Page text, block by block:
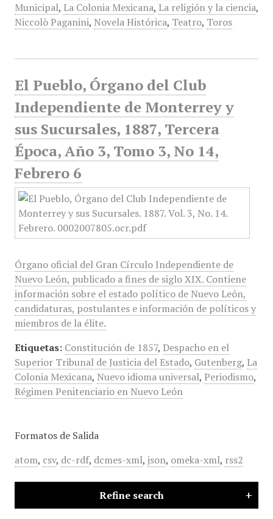
Municipal, La Colonia Mexicana, La religión y la ciencia,
Niccolò Paganini, Novela Histórica, Teatro, Toros
El Pueblo, Órgano del Club
Independiente de Monterrey y
sus Sucursales, 1887, Tercera
Época, Año 3, Tomo 3, No 14,
Febrero 6
Órgano oficial del Gran Círculo Independiente de
Nuevo León, publicado a fines de siglo XIX. Contiene
información sobre el estado político de Nuevo León,
candidaturas, postulantes e información de políticos y
miembros de la élite.
Etiquetas: Constitución de 1857, Despacho en el
Superior Tribunal de Justicia del Estado, Gutenberg, La
Colonia Mexicana, Nuevo idioma universal, Periodismo,
Régimen Penitenciario en Nuevo León
Formatos de Salida
atom, csv, dc-rdf, dcmes-xml, json, omeka-xml, rss2
Refine search